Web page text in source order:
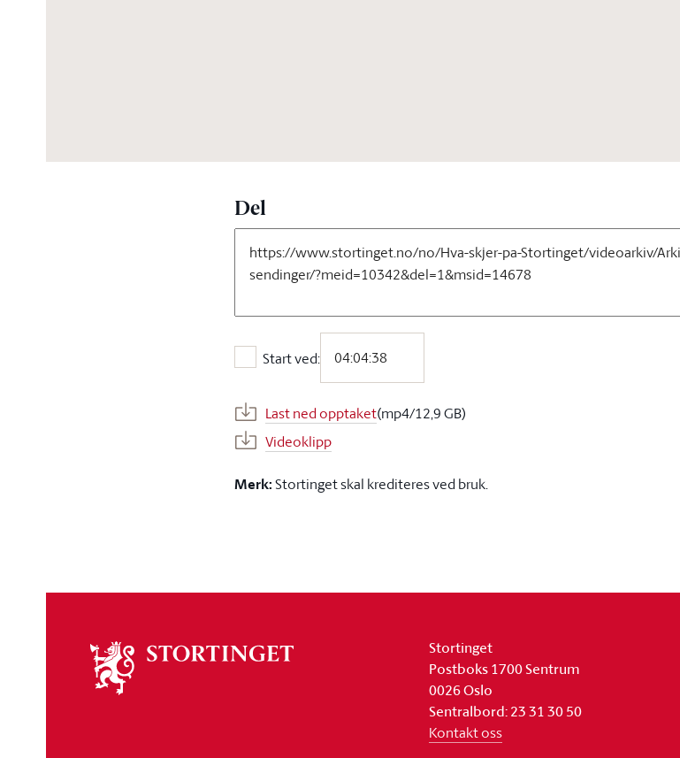
Del
Start ved:
Start ved:
Last ned opptaket(mp4/12,9 GB)
Videoklipp
Merk:Stortinget skal krediteres ved bruk.
stortinget
Stortinget
Postboks 1700 Sentrum
0026 Oslo
Sentralbord: 23 31 30 50
Kontakt oss